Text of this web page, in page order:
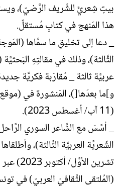
بيتٍ شِعريٍّ للشَّريف الرَّضيّ)،
هذا المَنهج في كتابٍ مُستقلّ.
_ دعا إلى تخليقِ ما سمَّاها
الثَّالثة)، وذلكَ في مقالتِهِ
عربيَّة ثالثة _ مُقارَبة فكريَّة
و]ما بعدَها[)، المَنشورة في
(11 آب/ أغسطس 2023).
_ أسَّسَ مع الشَّاعر السوري
تشرين
(المُلتقى الثَّقافيّ العربيّ) في